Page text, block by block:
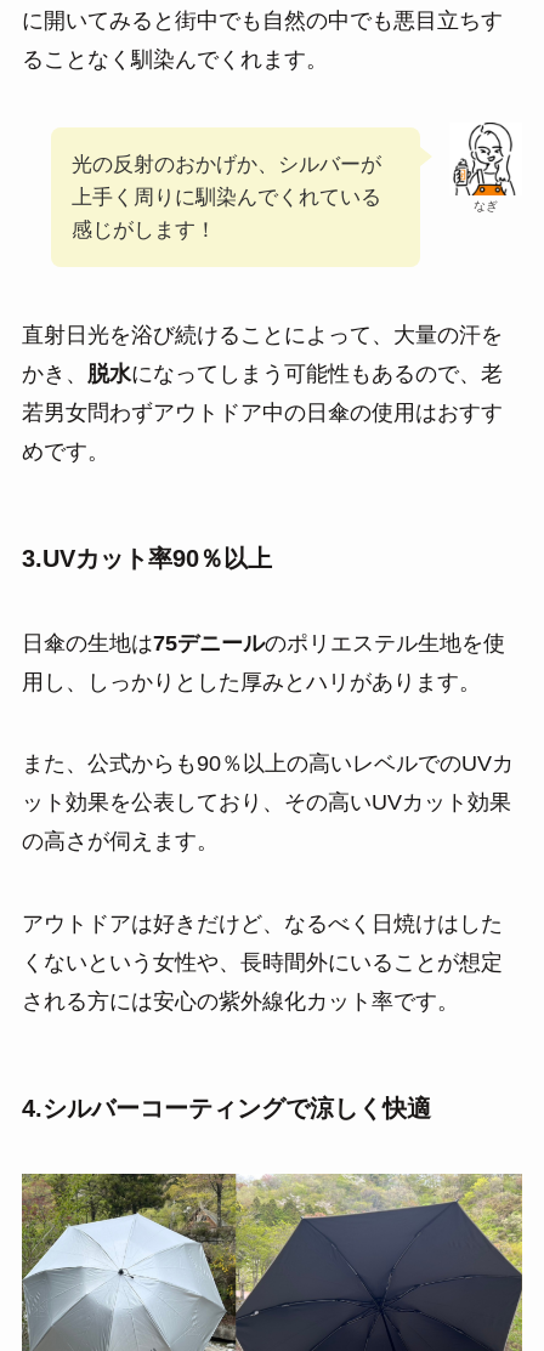
に開いてみると街中でも自然の中でも悪目立ちす
ることなく馴染んでくれます。
なぎ
光の反射のおかげか、シルバーが
上手く周りに馴染んでくれている
感じがします！
直射日光を浴び続けることによって、大量の汗を
かき、 脱水になってしまう可能性もあるので、老
若男女問わずアウトドア中の日傘の使用はおすす
めです。
3.UVカット率90％以上
日傘の生地は75デニールのポリエステル生地を使
用し、しっかりとした厚みとハリがあります。
また、公式からも90％以上の高いレベルでのUVカ
ット効果を公表しており、その高いUVカット効果
の高さが伺えます。
アウトドアは好きだけど、なるべく日焼けはした
くないという女性や、長時間外にいることが想定
される方には安心の紫外線化カット率です。
4.シルバーコーティングで涼しく快適